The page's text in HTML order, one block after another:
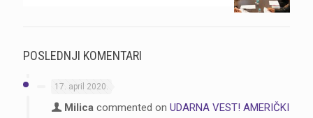
POSLEDNJI KOMENTARI
17. april 2020.
Milica commented on UDARNA VEST! AMERIČKI